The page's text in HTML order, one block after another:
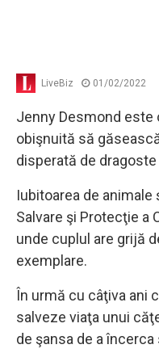
LiveBiz 01/02/2022
Jenny Desmond este
obişnuită să
disperată de
Iubitoarea de animale
Salvare şi Protecţie a
unde cuplul are grijă
exemplare.
În urmă cu câţiva ani
salveze viaţa unui
de şansa de a